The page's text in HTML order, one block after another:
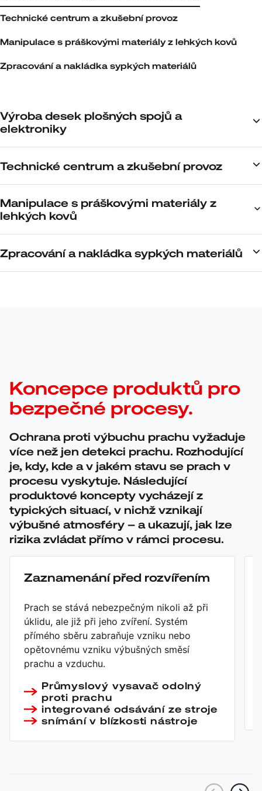
Technické centrum a zkušební provoz
Manipulace s práškovými materiály z lehkých kovů
Zpracování a nakládka sypkých materiálů
Výroba desek plošných spojů a
elektroniky
Technické centrum a zkušební provoz
Manipulace s práškovými materiály z
lehkých kovů
Zpracování a nakládka sypkých materiálů
Koncepce produktů pro
bezpečné procesy.
Ochrana proti výbuchu prachu vyžaduje
více než jen detekci prachu. Rozhodující
je, kdy, kde a v jakém stavu se prach v
procesu vyskytuje. Následující
produktové koncepty vycházejí z
typických situací, v nichž vznikají
výbušné atmosféry – a ukazují, jak lze
rizika zvládat přímo v rámci procesu.
Zaznamenání před rozvířením
Prach se stává nebezpečným nikoli až při
úklidu, ale již při jeho zvíření. Systém
přímého sběru zabraňuje vzniku nebo
opětovnému vzniku výbušných směsí
prachu a vzduchu.
Průmyslový vysavač odolný
proti prachu
integrované odsávání ze stroje
snímání v blízkosti nástroje